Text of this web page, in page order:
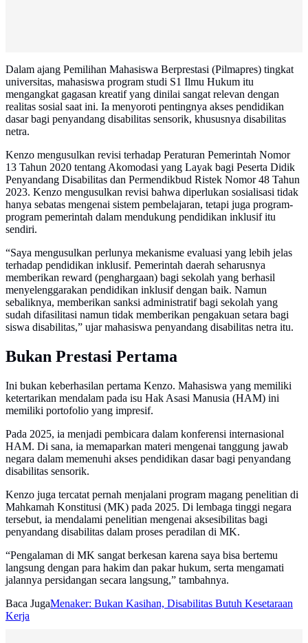
Dalam ajang Pemilihan Mahasiswa Berprestasi (Pilmapres) tingkat
universitas, mahasiswa program studi S1 Ilmu Hukum itu
mengangkat gagasan kreatif yang dinilai sangat relevan dengan
realitas sosial saat ini. Ia menyoroti pentingnya akses pendidikan
dasar bagi penyandang disabilitas sensorik, khususnya disabilitas
netra.
Kenzo mengusulkan revisi terhadap Peraturan Pemerintah Nomor
13 Tahun 2020 tentang Akomodasi yang Layak bagi Peserta Didik
Penyandang Disabilitas dan Permendikbud Ristek Nomor 48 Tahun
2023. Kenzo mengusulkan revisi bahwa diperlukan sosialisasi tidak
hanya sebatas mengenai sistem pembelajaran, tetapi juga program-
program pemerintah dalam mendukung pendidikan inklusif itu
sendiri.
“Saya mengusulkan perlunya mekanisme evaluasi yang lebih jelas
terhadap pendidikan inklusif. Pemerintah daerah seharusnya
memberikan reward (penghargaan) bagi sekolah yang berhasil
menyelenggarakan pendidikan inklusif dengan baik. Namun
sebaliknya, memberikan sanksi administratif bagi sekolah yang
sudah difasilitasi namun tidak memberikan pengakuan setara bagi
siswa disabilitas,” ujar mahasiswa penyandang disabilitas netra itu.
Bukan Prestasi Pertama
Ini bukan keberhasilan pertama Kenzo. Mahasiswa yang memiliki
ketertarikan mendalam pada isu Hak Asasi Manusia (HAM) ini
memiliki portofolio yang impresif.
Pada 2025, ia menjadi pembicara dalam konferensi internasional
HAM. Di sana, ia memaparkan materi mengenai tanggung jawab
negara dalam memenuhi akses pendidikan dasar bagi penyandang
disabilitas sensorik.
Kenzo juga tercatat pernah menjalani program magang penelitian di
Mahkamah Konstitusi (MK) pada 2025. Di lembaga tinggi negara
tersebut, ia mendalami penelitian mengenai aksesibilitas bagi
penyandang disabilitas dalam proses peradilan di MK.
“Pengalaman di MK sangat berkesan karena saya bisa bertemu
langsung dengan para hakim dan pakar hukum, serta mengamati
jalannya persidangan secara langsung,” tambahnya.
Baca JugaMenaker: Bukan Kasihan, Disabilitas Butuh Kesetaraan
Kerja